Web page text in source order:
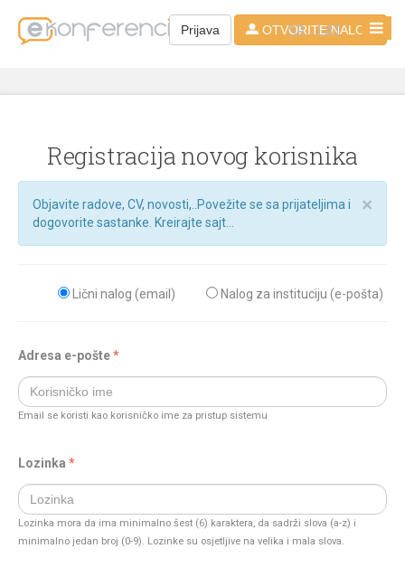
Prijava OTVORITE NALOG
SR - LAT
Registracija novog korisnika
×
Objavite radove, CV, novosti,..Povežite se sa prijateljima i
dogovorite sastanke. Kreirajte sajt...
Lični nalog (email) Nalog za instituciju (e-pošta)
Adresa e-pošte
Email se koristi kao korisničko ime za pristup sistemu
Lozinka
Lozinka mora da ima minimalno šest (6) karaktera, da sadrži slova (a-z) i
minimalno jedan broj (0-9). Lozinke su osjetljive na velika i mala slova.